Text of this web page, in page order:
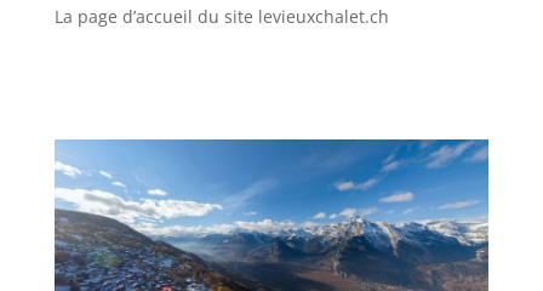
La page d’accueil du site levieuxchalet.ch